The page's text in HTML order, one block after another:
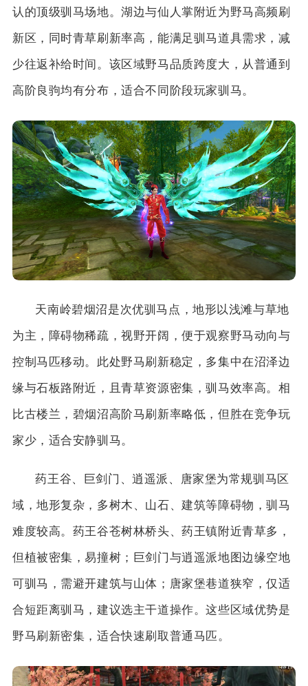
认的顶级驯马场地。湖边与仙人掌附近为野马高频刷
新区，同时青草刷新率高，能满足驯马道具需求，减
少往返补给时间。该区域野马品质跨度大，从普通到
高阶良驹均有分布，适合不同阶段玩家驯马。
天南岭碧烟沼是次优驯马点，地形以浅滩与草地
为主，障碍物稀疏，视野开阔，便于观察野马动向与
控制马匹移动。此处野马刷新稳定，多集中在沼泽边
缘与石板路附近，且青草资源密集，驯马效率高。相
比古楼兰，碧烟沼高阶马刷新率略低，但胜在竞争玩
家少，适合安静驯马。
药王谷、巨剑门、逍遥派、唐家堡为常规驯马区
域，地形复杂，多树木、山石、建筑等障碍物，驯马
难度较高。药王谷苍树林桥头、药王镇附近青草多，
但植被密集，易撞树；巨剑门与逍遥派地图边缘空地
可驯马，需避开建筑与山体；唐家堡巷道狭窄，仅适
合短距离驯马，建议选主干道操作。这些区域优势是
野马刷新密集，适合快速刷取普通马匹。